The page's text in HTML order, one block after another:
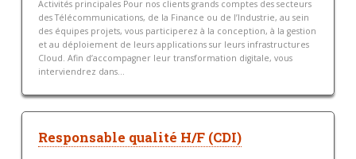
Activités principales Pour nos clients grands comptes des secteurs
des Télécommunications, de la Finance ou de l’Industrie, au sein
des équipes projets, vous participerez à la conception, à la gestion
et au déploiement de leurs applications sur leurs infrastructures
Cloud. Afin d’accompagner leur transformation digitale, vous
interviendrez dans...
Responsable qualité H/F (CDI)